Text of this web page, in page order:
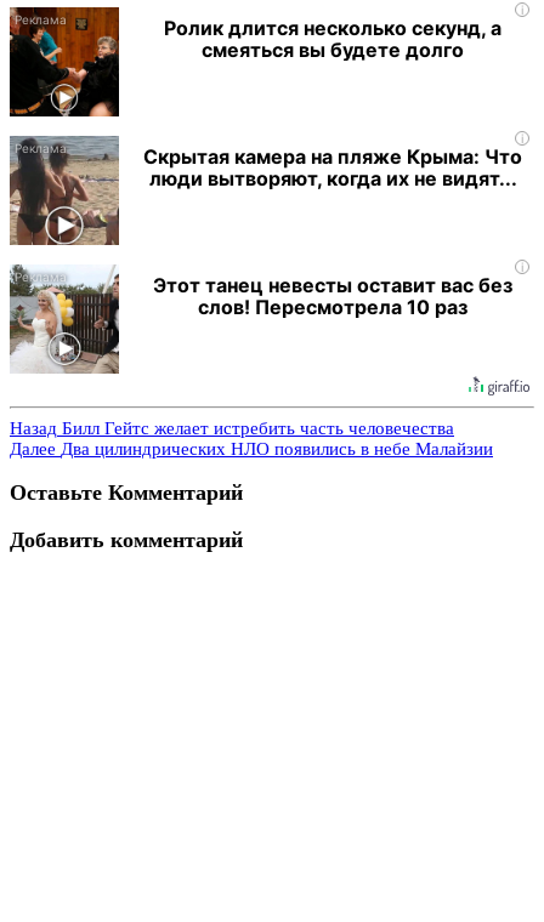
i
Ролик длится несколько секунд, а
смеяться вы будете долго
i
Скрытая камера на пляже Крыма: Что
люди вытворяют, когда их не видят...
i
Этот танец невесты оставит вас без
слов! Пересмотрела 10 раз
Назад Билл Гейтс желает истребить часть человечества
Далее Два цилиндрических НЛО появились в небе Малайзии
Оставьте Комментарий
Добавить комментарий